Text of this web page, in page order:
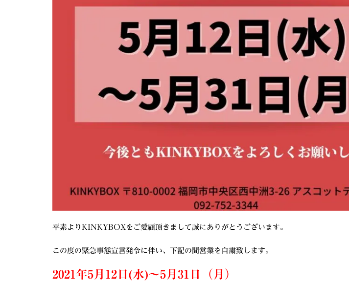
平素よりKINKYBOXをご愛顧頂きまして誠にありがとうございます。
この度の緊急事態宣言発令に伴い、下記の間営業を自粛致します。
2021年5月12日(水)～5月31日（月）